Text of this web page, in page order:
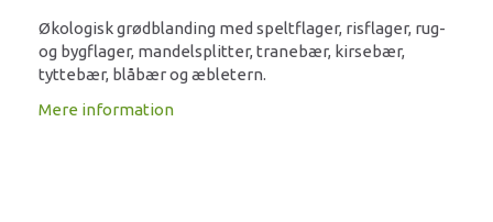
Økologisk grødblanding med speltflager, risflager, rug-
og bygflager, mandelsplitter, tranebær, kirsebær,
tyttebær, blåbær og æbletern.
Mere information